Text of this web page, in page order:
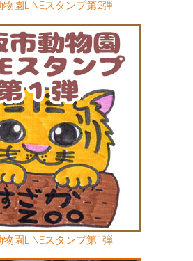
園LINEスタンプ第2弾
園LINEスタンプ第1弾